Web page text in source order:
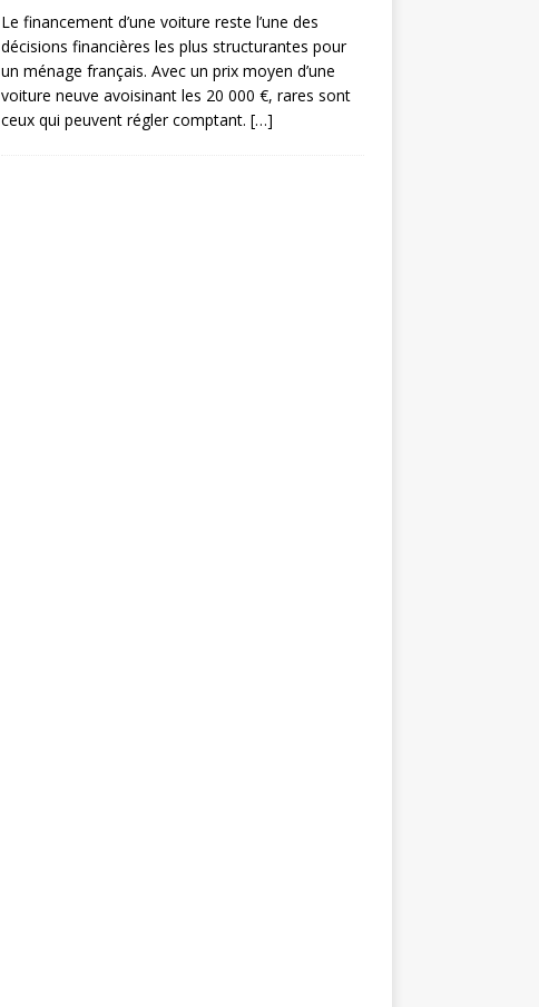
Le financement d’une voiture reste l’une des
décisions financières les plus structurantes pour
un ménage français. Avec un prix moyen d’une
voiture neuve avoisinant les 20 000 €, rares sont
ceux qui peuvent régler comptant. […]